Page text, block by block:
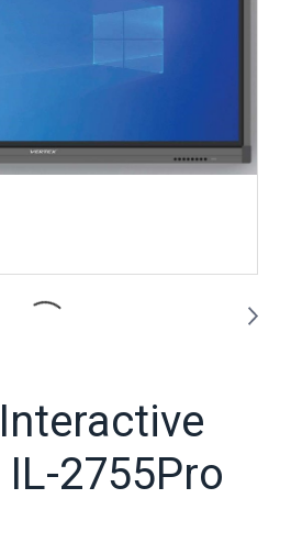
2755Pro